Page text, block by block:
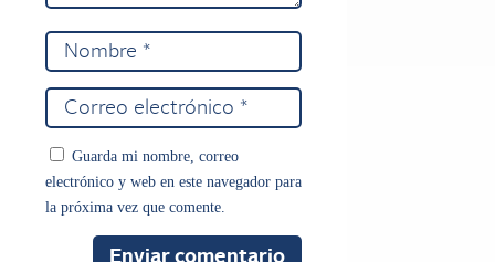
Guarda mi nombre, correo
electrónico y web en este navegador para
la próxima vez que comente.